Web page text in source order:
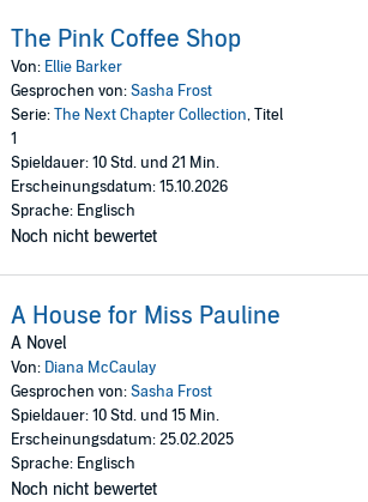
The Pink Coffee Shop
Von: Ellie Barker
Gesprochen von:Sasha Frost
Serie:The Next Chapter Collection, Titel
1
Spieldauer: 10 Std. und 21 Min.
Erscheinungsdatum: 15.10.2026
Sprache: Englisch
Noch nicht bewertet
A House for Miss Pauline
A Novel
Von: Diana McCaulay
Gesprochen von:Sasha Frost
Spieldauer: 10 Std. und 15 Min.
Erscheinungsdatum: 25.02.2025
Sprache: Englisch
Noch nicht bewertet